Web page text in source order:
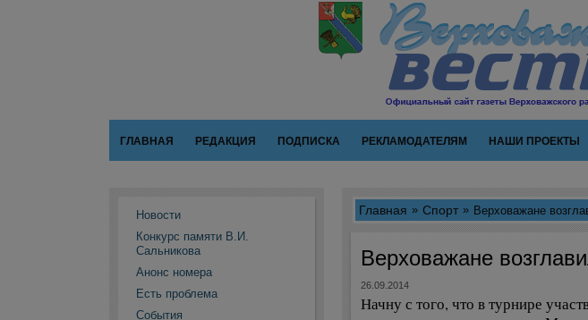
ГЛАВНАЯ РЕДАКЦИЯ ПОДПИСКА РЕКЛАМОДАТЕЛЯМ НАШИ ПРОЕКТЫ
Новости
Конкурс памяти В.И.
Сальникова
Анонс номера
Есть проблема
События
Главная Спорт Верховажане
Верховажане
26.09.2014
Начну с того, что в турнире